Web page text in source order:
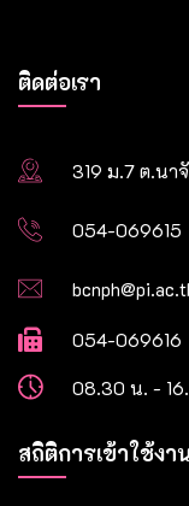
ติดต่อเรา
319 ม.7 ต.นา
054-069615
054-069616
08.30 น. -
สถิติการเข้าใช้งา